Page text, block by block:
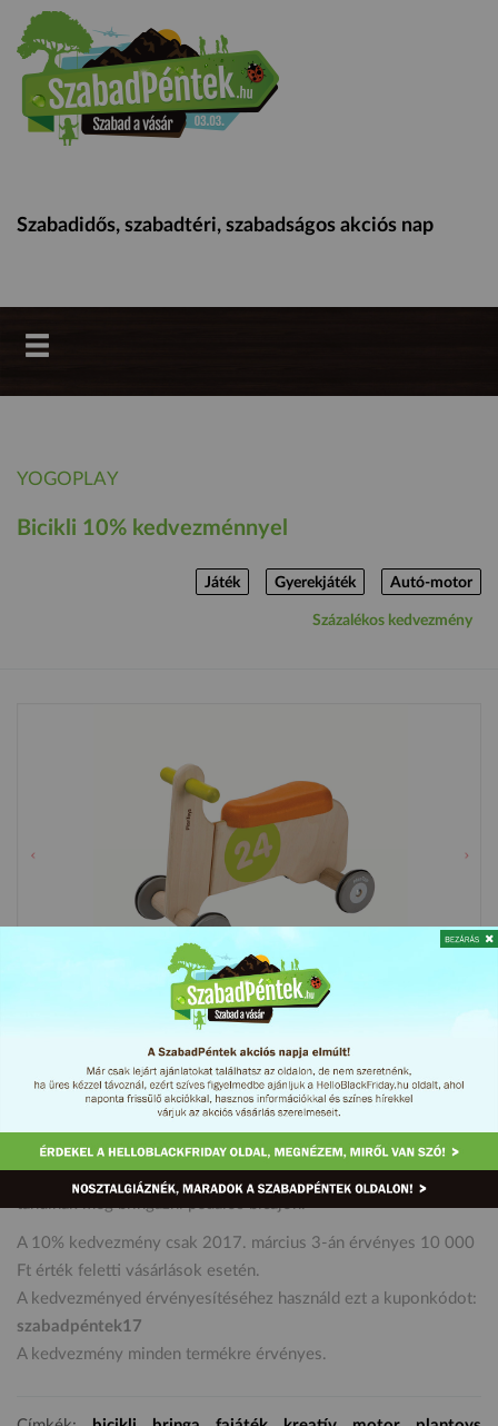
Szabadidős, szabadtéri, szabadságos akciós nap
YOGOPLAY
Bicikli 10% kedvezménnyel
Autó-motor
Gyerekjáték
Játék
Százalékos kedvezmény
Szuper eszköz kezdő bringásoknak, segíti a gyerekek
tanulnak meg bringázni pedálos bicajon.
A 10% kedvezmény csak 2017. március 3-án érvényes 10 000
Ft érték feletti vásárlások esetén.
A kedvezményed érvényesítéséhez használd ezt a kuponkódot:
szabadpéntek17
A kedvezmény minden termékre érvényes.